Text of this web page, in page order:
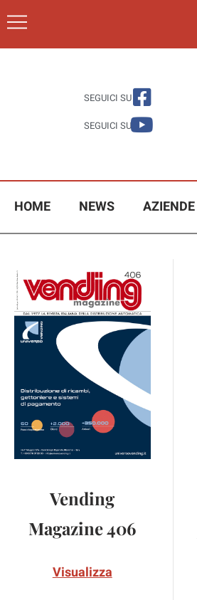
SEGUICI SU
SEGUICI SU
HOME NEWS AZIENDE
Vending
Magazine 406
Visualizza